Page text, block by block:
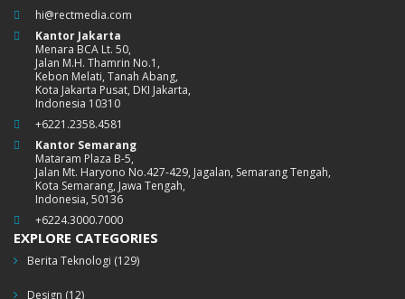
hi@rectmedia.com
Kantor Jakarta
Menara BCA Lt. 50,
Jalan M.H. Thamrin No.1,
Kebon Melati, Tanah Abang,
Kota Jakarta Pusat, DKI Jakarta,
Indonesia 10310
+6221.2358.4581
Kantor Semarang
Mataram Plaza B-5,
Jalan Mt. Haryono No.427-429, Jagalan, Semarang Tengah,
Kota Semarang, Jawa Tengah,
Indonesia, 50136
+6224.3000.7000
EXPLORE CATEGORIES
Berita Teknologi (129)
Design (12)